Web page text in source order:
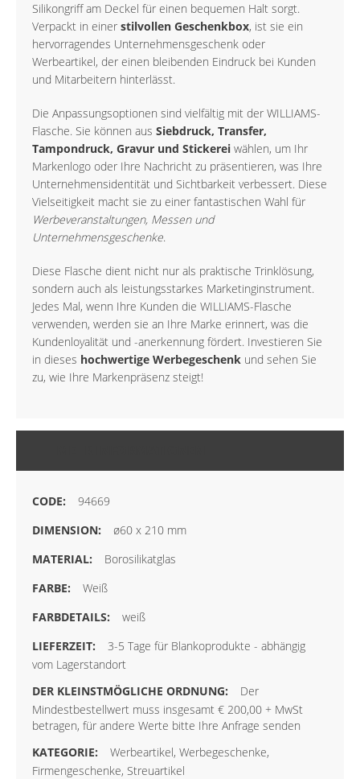
Silikongriff am Deckel für einen bequemen Halt sorgt.
Verpackt in einer stilvollen Geschenkbox, ist sie ein
hervorragendes Unternehmensgeschenk oder
Werbeartikel, der einen bleibenden Eindruck bei Kunden
und Mitarbeitern hinterlässt.
Die Anpassungsoptionen sind vielfältig mit der WILLIAMS-
Flasche. Sie können aus Siebdruck, Transfer,
Tampondruck, Gravur und Stickerei wählen, um Ihr
Markenlogo oder Ihre Nachricht zu präsentieren, was Ihre
Unternehmensidentität und Sichtbarkeit verbessert. Diese
Vielseitigkeit macht sie zu einer fantastischen Wahl für
Werbeveranstaltungen, Messen und
Unternehmensgeschenke.
Diese Flasche dient nicht nur als praktische Trinklösung,
sondern auch als leistungsstarkes Marketinginstrument.
Jedes Mal, wenn Ihre Kunden die WILLIAMS-Flasche
verwenden, werden sie an Ihre Marke erinnert, was die
Kundenloyalität und -anerkennung fördert. Investieren Sie
in dieses hochwertige Werbegeschenk und sehen Sie
zu, wie Ihre Markenpräsenz steigt!
94669
ø60 x 210 mm
Borosilikatglas
Weiß
weiß
3-5 Tage für Blankoprodukte - abhängig
vom Lagerstandort
Der
Mindestbestellwert muss insgesamt € 200,00 + MwSt
betragen, für andere Werte bitte Ihre Anfrage senden
Werbeartikel, Werbegeschenke,
Firmengeschenke, Streuartikel